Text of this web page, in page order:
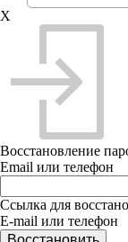
X
Восстановление
Email или телефон
Ссылка для
E-mail или телефон